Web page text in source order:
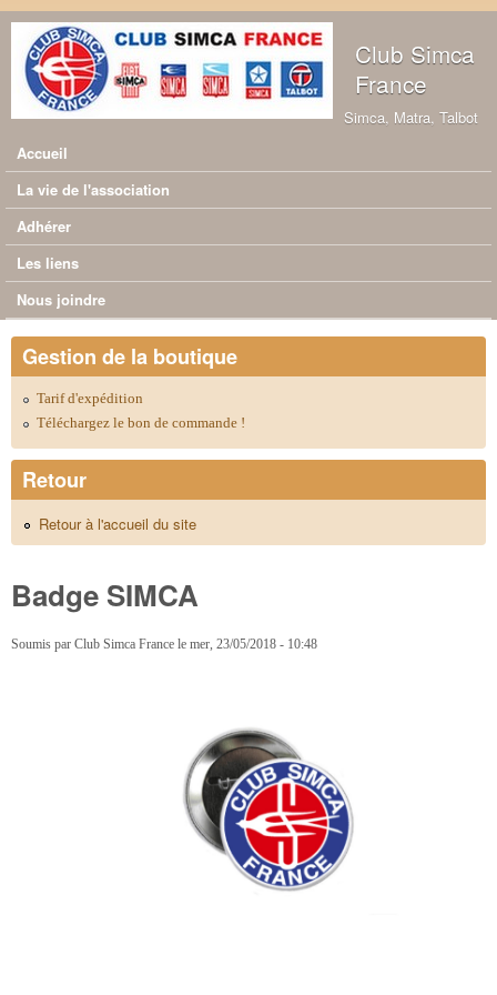
Aller au contenu principal
Club Simca
France
Simca, Matra, Talbot
Menu principal
Accueil
La vie de l'association
Adhérer
Les liens
Nous joindre
Gestion de la boutique
Tarif d'expédition
Téléchargez le bon de commande !
Retour
Retour à l'accueil du site
Badge SIMCA
Soumis par Club Simca France le mer, 23/05/2018 - 10:48